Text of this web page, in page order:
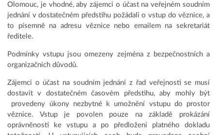
Olomouc, je vhodné, aby zájemci o účast na veřejném soudním
jednání v dostatečném předstihu požádali o vstup do věznice, a
to písemně na adresu věznice nebo emailem na sekretariát
ředitele.
Podmínky vstupu jsou omezeny zejména z bezpečnostních a
organizačních důvodů.
Zájemci o účast na soudním jednání z řad veřejnosti se musí
dostavit v dostatečném časovém předstihu, aby mohly být
provedeny úkony nezbytné k umožnění vstupu do prostor
věznice. Vstup je povolen pouze na základě prokázání
oprávněnosti ke vstupu a po předložení platného dokladu